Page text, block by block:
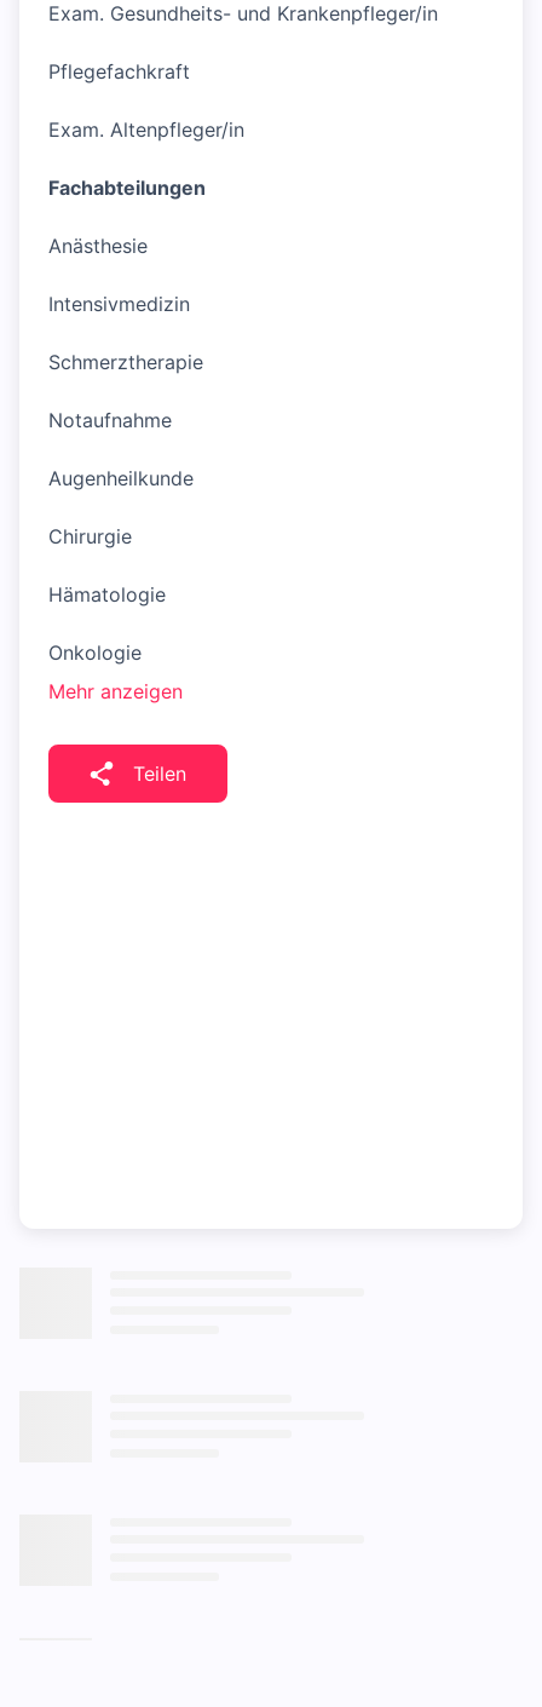
Exam. Gesundheits- und Krankenpfleger/in
Pflegefachkraft
Exam. Altenpfleger/in
Fachabteilungen
Anästhesie
Intensivmedizin
Schmerztherapie
Notaufnahme
Augenheilkunde
Chirurgie
Hämatologie
Onkologie
Mehr anzeigen
Teilen